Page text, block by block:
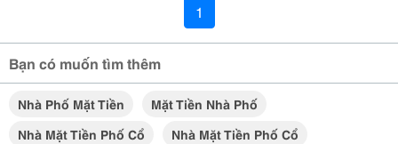
1
Bạn có muốn tìm thêm
Nhà Phố Mặt Tiền
Mặt Tiền Nhà Phố
Nhà Mặt Tiền Phố Cổ
Nhà Mặt Tiền Phố Cổ